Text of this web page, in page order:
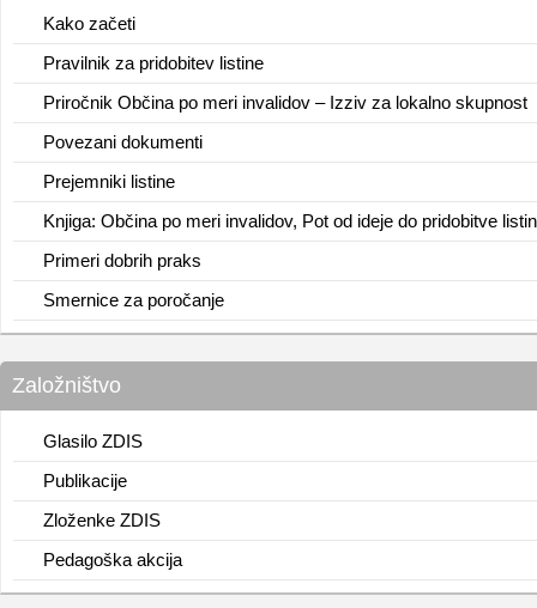
Kako začeti
Pravilnik za pridobitev listine
Priročnik Občina po meri invalidov – Izziv za lokalno skupnost
Povezani dokumenti
Prejemniki listine
Knjiga: Občina po meri invalidov, Pot od ideje do pridobitve
Primeri dobrih praks
Smernice za poročanje
Založništvo
Glasilo ZDIS
Publikacije
Zloženke ZDIS
Pedagoška akcija